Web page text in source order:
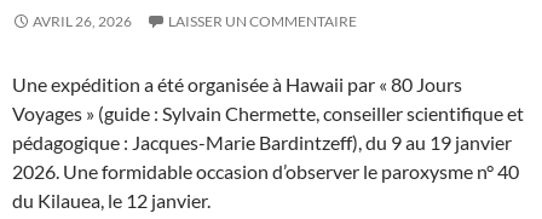
AVRIL 26, 2026 LAISSER UN COMMENTAIRE
Une expédition a été organisée à Hawaii par « 80 Jours
Voyages » (guide : Sylvain Chermette, conseiller scientifique et
pédagogique : Jacques-Marie Bardintzeff), du 9 au 19 janvier
2026. Une formidable occasion d’observer le paroxysme n° 40
du Kilauea, le 12 janvier.